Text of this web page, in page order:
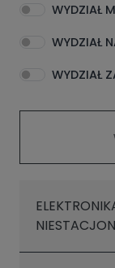
WYDZIAŁ
WYDZIAŁ
WYDZIAŁ